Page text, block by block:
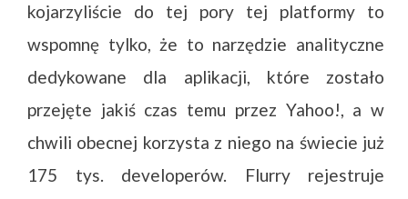
kojarzyliście do tej pory tej platformy to
wspomnę tylko, że to narzędzie analityczne
dedykowane dla aplikacji, które zostało
przejęte jakiś czas temu przez Yahoo!, a w
chwili obecnej korzysta z niego na świecie już
175 tys. developerów. Flurry rejestruje